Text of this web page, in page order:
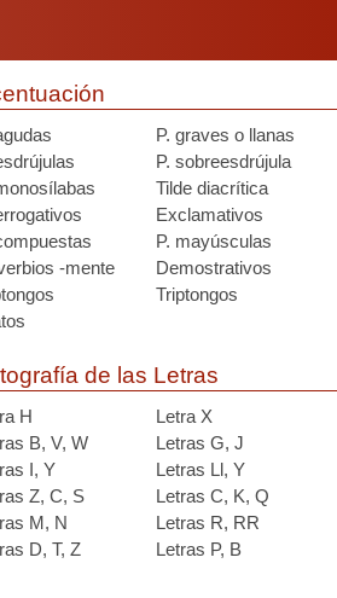
P. graves o llanas
P. sobreesdrújula
Tilde diacrítica
Exclamativos
P. mayúsculas
-mente
Demostrativos
Triptongos
de las Letras
H
Letra X
B, V, W
Letras G, J
I, Y
Letras Ll, Y
Z, C, S
Letras C, K, Q
M, N
Letras R, RR
D, T, Z
Letras P, B